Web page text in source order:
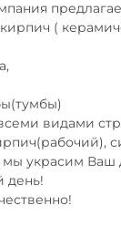
(
видами
украсим Ваш
день!